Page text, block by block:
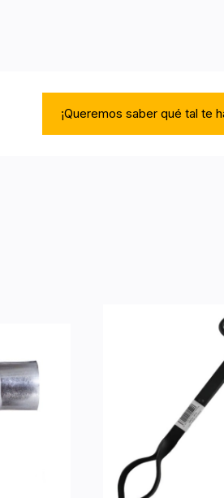
¡Queremos saber qué tal te